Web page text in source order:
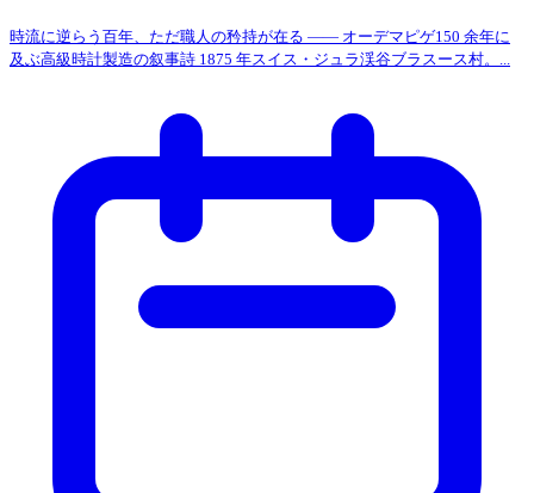
時流に逆らう百年、ただ職人の矜持が在る —— オーデマピゲ150 余年に
及ぶ高級時計製造の叙事詩 1875 年スイス・ジュラ渓谷ブラスース村。...